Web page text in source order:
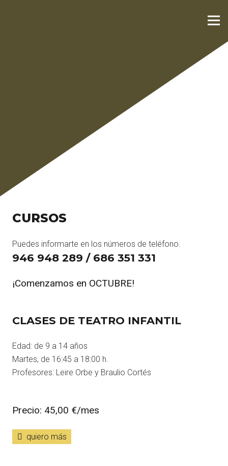
CURSOS
Puedes informarte en los números de teléfono.
946 948 289 / 686 351 331
¡Comenzamos en OCTUBRE!
CLASES DE TEATRO INFANTIL
Edad: de 9 a 14 años
Martes, de 16:45 a 18:00 h.
Profesores: Leire Orbe y Braulio Cortés
Precio: 45,00 €/mes
quiero más